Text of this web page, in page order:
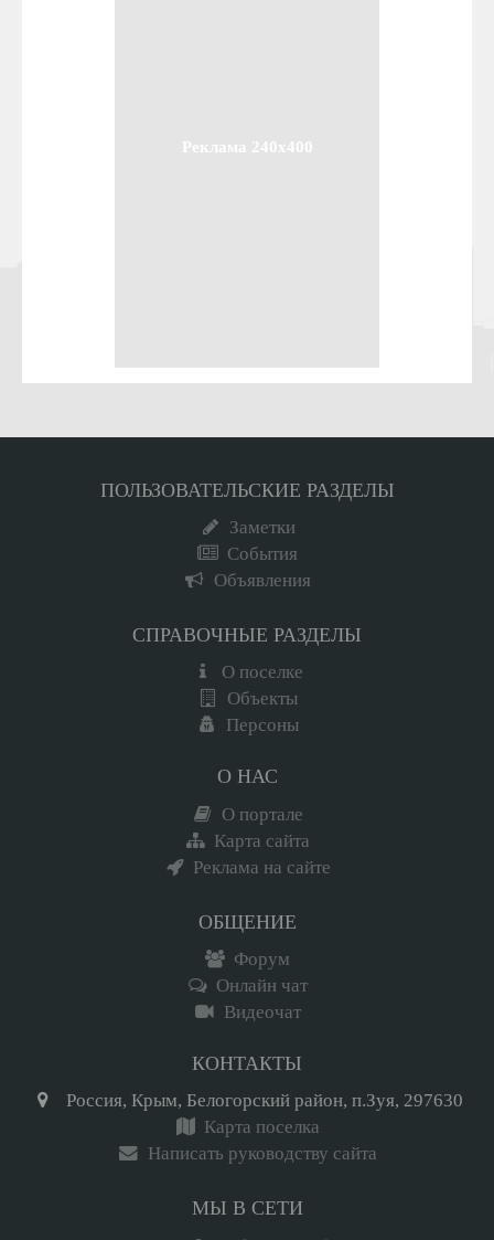
Реклама 240x400
ПОЛЬЗОВАТЕЛЬСКИЕ РАЗДЕЛЫ
Заметки
События
Объявления
СПРАВОЧНЫЕ РАЗДЕЛЫ
О поселке
Объекты
Персоны
О НАС
О портале
Карта сайта
Реклама на сайте
ОБЩЕНИЕ
Форум
Онлайн чат
Видеочат
КОНТАКТЫ
Россия, Крым, Белогорский район, п.Зуя, 297630
Карта поселка
Написать руководству сайта
МЫ В СЕТИ